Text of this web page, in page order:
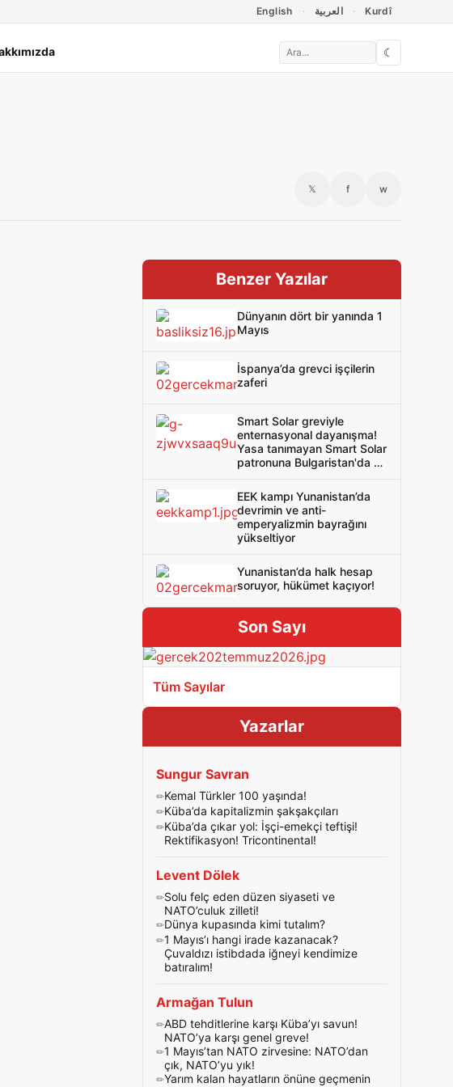
English العربية Kurdî
☾
𝕏 f w
Benzer Yazılar
Dünyanın dört bir yanında 1
Mayıs
İspanya’da grevci işçilerin
zaferi
Smart Solar greviyle
enternasyonal dayanışma!
Yasa tanımayan Smart Solar
patronuna Bulgaristan'da da
EEK kampı Yunanistan’da
devrimin ve anti-
emperyalizmin bayrağını
yükseltiyor
Yunanistan’da halk hesap
soruyor, hükümet kaçıyor!
Son Sayı
Tüm Sayılar
Yazarlar
Sungur Savran
Kemal Türkler 100 yaşında!
Küba’da kapitalizmin şakşakçıları
Küba’da çıkar yol: İşçi-emekçi teftişi!
Rektifikasyon! Tricontinental!
Levent Dölek
Solu felç eden düzen siyaseti ve
NATO’culuk zilleti!
Dünya kupasında kimi tutalım?
1 Mayıs’ı hangi irade kazanacak?
Çuvaldızı istibdada iğneyi kendimize
batıralım!
Armağan Tulun
ABD tehditlerine karşı Küba’yı savun!
NATO’ya karşı genel greve!
1 Mayıs’tan NATO zirvesine: NATO’dan
çık, NATO’yu yık!
Yarım kalan hayatların önüne geçmenin